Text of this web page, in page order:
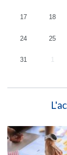
17 18
24 25
31 1